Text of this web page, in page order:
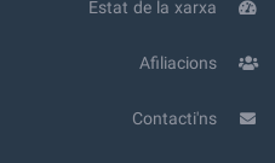
Afiliacions
Contacti'ns